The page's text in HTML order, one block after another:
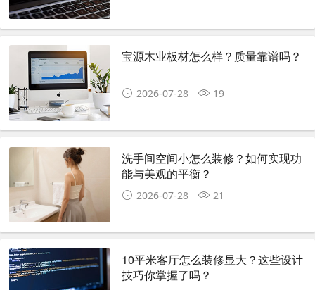
宝源木业板材怎么样？质量靠谱吗？
2026-07-28 19
洗手间空间小怎么装修？如何实现功
能与美观的平衡？
2026-07-28 21
10平米客厅怎么装修显大？这些设计
技巧你掌握了吗？